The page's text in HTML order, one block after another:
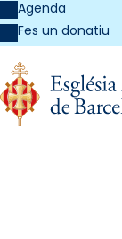
Agenda
Fes un donatiu